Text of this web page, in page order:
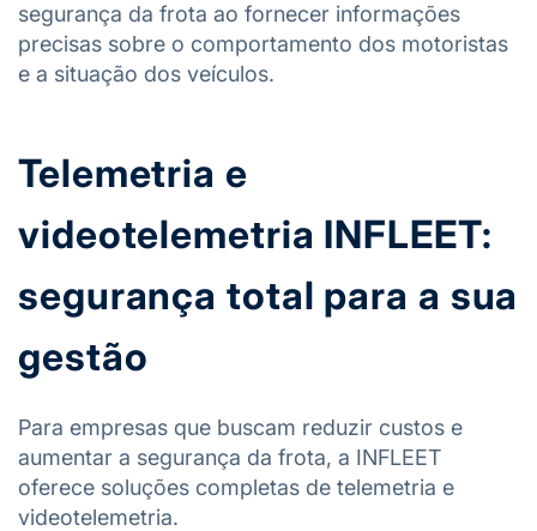
segurança da frota ao fornecer informações
precisas sobre o comportamento dos motoristas
e a situação dos veículos.
Telemetria e
videotelemetria INFLEET:
segurança total para a sua
gestão
Para empresas que buscam reduzir custos e
aumentar a segurança da frota, a INFLEET
oferece soluções completas de telemetria e
videotelemetria.